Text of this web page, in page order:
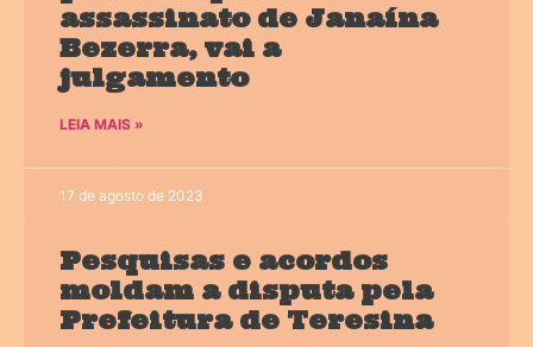
assassinato de Janaína
Bezerra, vai a
julgamento
LEIA MAIS »
17 de agosto de 2023
Pesquisas e acordos
moldam a disputa pela
Prefeitura de Teresina